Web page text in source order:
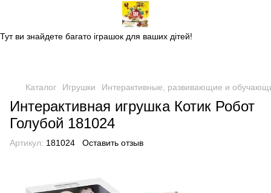
Магазин дитячих іграшок
Тут ви знайдете багато іграшок для ваших дітей!
Каталог Игрушки Интерактивные, развивающие и
Интерактивная игрушка Котик Робот
Голубой 181024
Артикул: 181024 Оставить отзыв